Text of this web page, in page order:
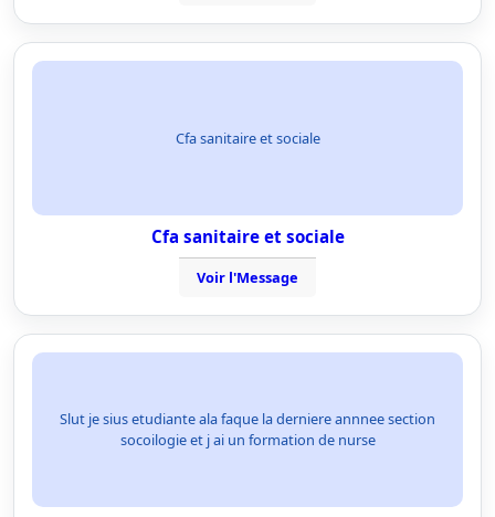
Cfa sanitaire et sociale
Cfa sanitaire et sociale
Voir l'Message
Slut je sius etudiante ala faque la derniere annnee section
socoilogie et j ai un formation de nurse